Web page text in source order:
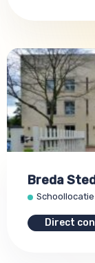
Breda
Direct